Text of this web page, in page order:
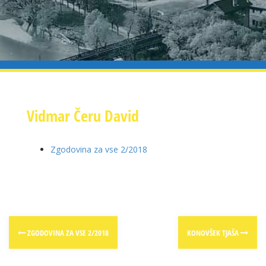
Vidmar Čeru David
Zgodovina za vse 2/2018
Post
navigation
ZGODOVINA ZA VSE 2/2018 KONOVŠEK TJAŠA